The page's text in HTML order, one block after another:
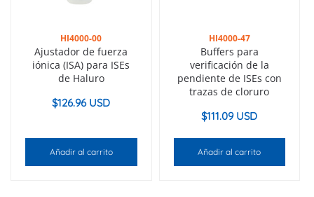
HI4000-00
Ajustador de fuerza
iónica (ISA) para ISEs
de Haluro
$126.96 USD
Añadir al carrito
HI4000-47
Buffers para
verificación de la
pendiente de ISEs con
trazas de cloruro
$111.09 USD
Añadir al carrito